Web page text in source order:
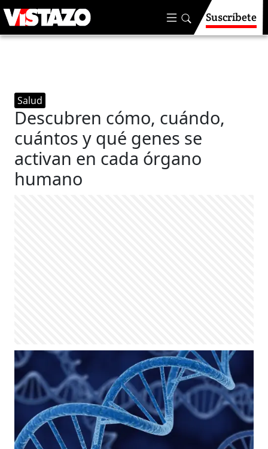
Suscríbete
Salud
Descubren cómo, cuándo,
cuántos y qué genes se
activan en cada órgano
humano